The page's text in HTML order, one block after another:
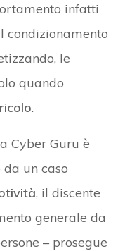
infatti
condizionamento
le
quando
.
Cyber Guru è
da un caso
, il discente
generale da
– prosegue